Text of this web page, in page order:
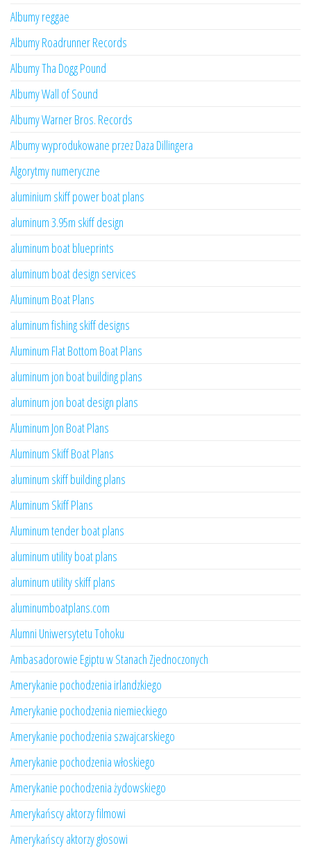
Albumy reggae
Albumy Roadrunner Records
Albumy Tha Dogg Pound
Albumy Wall of Sound
Albumy Warner Bros. Records
Albumy wyprodukowane przez Daza Dillingera
Algorytmy numeryczne
aluminium skiff power boat plans
aluminum 3.95m skiff design
aluminum boat blueprints
aluminum boat design services
Aluminum Boat Plans
aluminum fishing skiff designs
Aluminum Flat Bottom Boat Plans
aluminum jon boat building plans
aluminum jon boat design plans
Aluminum Jon Boat Plans
Aluminum Skiff Boat Plans
aluminum skiff building plans
Aluminum Skiff Plans
Aluminum tender boat plans
aluminum utility boat plans
aluminum utility skiff plans
aluminumboatplans.com
Alumni Uniwersytetu Tohoku
Ambasadorowie Egiptu w Stanach Zjednoczonych
Amerykanie pochodzenia irlandzkiego
Amerykanie pochodzenia niemieckiego
Amerykanie pochodzenia szwajcarskiego
Amerykanie pochodzenia włoskiego
Amerykanie pochodzenia żydowskiego
Amerykańscy aktorzy filmowi
Amerykańscy aktorzy głosowi